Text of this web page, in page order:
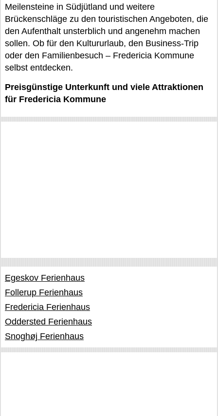
Meilensteine in Südjütland und weitere
Brückenschläge zu den touristischen Angeboten, die
den Aufenthalt unsterblich und angenehm machen
sollen. Ob für den Kultururlaub, den Business-Trip
oder den Familienbesuch – Fredericia Kommune
selbst entdecken.
Preisgünstige Unterkunft und viele Attraktionen
für Fredericia Kommune
Egeskov Ferienhaus
Follerup Ferienhaus
Fredericia Ferienhaus
Oddersted Ferienhaus
Snoghøj Ferienhaus